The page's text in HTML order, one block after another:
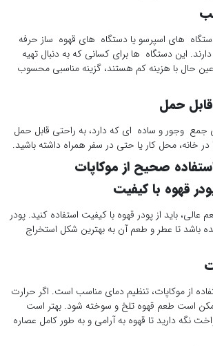
های اسپرسو یا دستگاه های قهوه ساز حرفه
این دستگاه ها برای کسانی که به دنبال تهیه
عین حال با هزینه کم هستند، گزینه مناسبی محسوب
حمل
جمع وجور و ساده ای که دارد، به راحتی قابل حمل
خانه، محل کار یا حتی در سفر همراه داشته باشید.
صحیح از موکاپات
قهوه با کیفیت
عالی، باید از پودر قهوه با کیفیت استفاده کنید. پودر
باشد تا عطر و طعم آن به بهترین شکل استخراج
از موکاپات، تنظیم دمای مناسب است. اگر حرارت
است طعم قهوه تلخ و سوخته شود. بهتر است
نگه دارید تا قهوه به آرامی و به طور کامل عصاره